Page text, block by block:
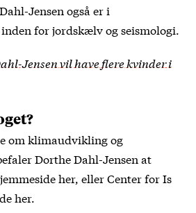
Jensen også er i
for jordskælv og seismologi.
Jensen vil have flere kvinder i
om klimaudvikling og
Dorthe Dahl-Jensen at
her, eller Center for Is
her.